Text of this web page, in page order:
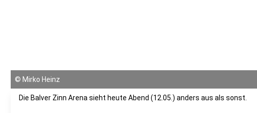
© Mirko Heinz
Die Balver Zinn Arena sieht heute Abend (12.05.) anders aus als sonst.